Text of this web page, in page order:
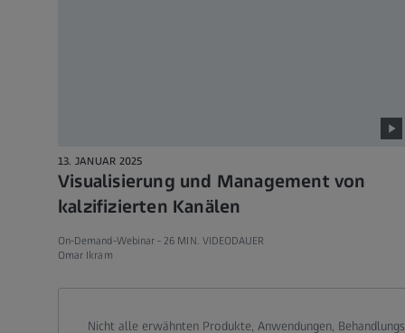
13. JANUAR 2025
Visualisierung und Management von
kalzifizierten Kanälen
On-Demand-Webinar -26 MIN. VIDEODAUER
Omar Ikram
Call contact at
Call contact on mobile at
Send contact a mail to
Nicht alle erwähnten Produkte, Anwendungen,